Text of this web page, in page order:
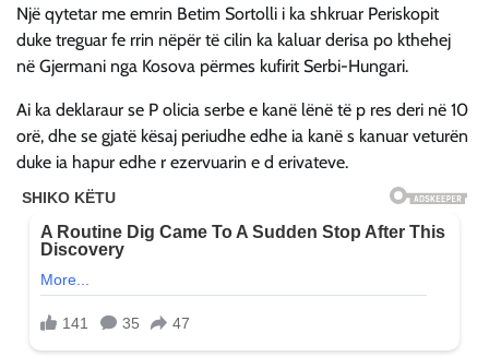
Një qytetar me emrin Betim Sortolli i ka shkruar Periskopit
duke treguar fe rrin nëpër të cilin ka kaluar derisa po kthehej
në Gjermani nga Kosova përmes kufirit Serbi-Hungari.
Ai ka deklaraur se P olicia serbe e kanë lënë të p res deri në 10
orë, dhe se gjatë kësaj periudhe edhe ia kanë s kanuar veturën
duke ia hapur edhe r ezervuarin e d erivateve.